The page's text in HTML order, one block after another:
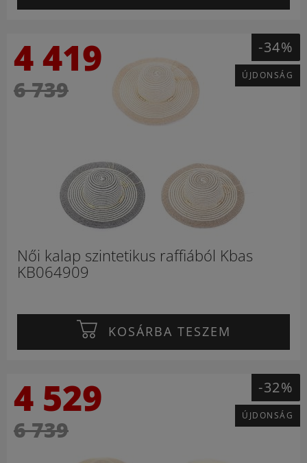
4 419
6 739
-34%
ÚJDONSÁG
Női kalap szintetikus raffiából Kbas
KB064909
KOSÁRBA TESZEM
4 529
6 739
-32%
ÚJDONSÁG